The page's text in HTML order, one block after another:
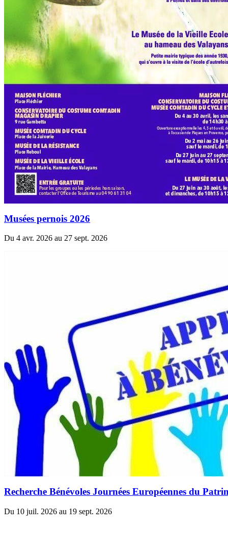
Musées pernois 2026
Du 4 avr. 2026 au 27 sept. 2026
Recherche Bénévoles Journées Européennes du
Du 10 juil. 2026 au 19 sept. 2026